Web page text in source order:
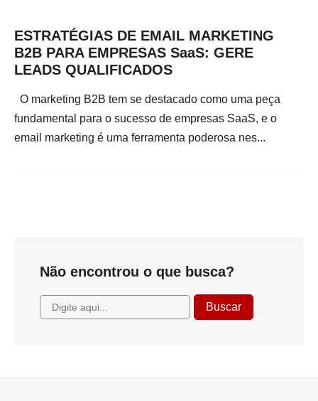
ESTRATÉGIAS DE EMAIL MARKETING
B2B PARA EMPRESAS SaaS: GERE
LEADS QUALIFICADOS
O marketing B2B tem se destacado como uma peça
fundamental para o sucesso de empresas SaaS, e o
email marketing é uma ferramenta poderosa nes...
Não encontrou o que busca?